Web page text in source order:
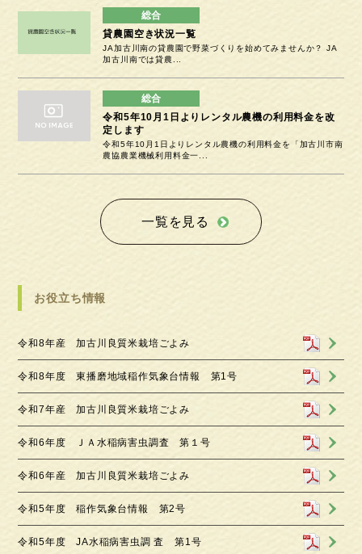
貸農園空き状況一覧
JA加古川南の貸農園で野菜づくりを始めてみませんか？ JA
加古川南では貸農...
令和5年10月1日よりレンタル農機の利用料金を改
定します
令和5年10月1日よりレンタル農機の利用料金を「加古川市南
農協農業機械利用料金一...
一覧を見る
お役立ち情報
令和8年産 加古川良質米栽培ごよみ
令和8年度 東播磨地域稲作気象台情報 第1号
令和7年産 加古川良質米栽培ごよみ
令和6年度 ＪＡ水稲病害虫調査 第１号
令和6年産 加古川良質米栽培ごよみ
令和5年度 稲作気象台情報 第2号
令和5年度 JA水稲病害虫調 査 第1号